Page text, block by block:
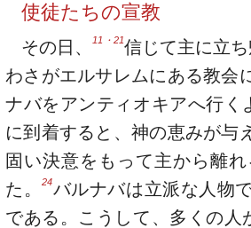
使徒たちの宣教
その日、11・21信じて主に立
わさがエルサレムにある教会
ナバをアンティオキアへ行く
に到着すると、神の恵みが与
固い決意をもって主から離
た。24バルナバは立派な人物
である。こうして、多くの人